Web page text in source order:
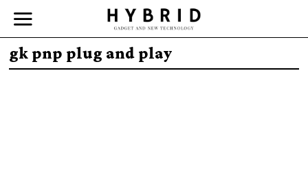
gk pnp plug and play